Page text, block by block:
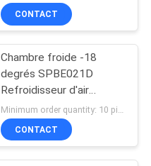
froide
CONTACT
Chambre froide -18
degrés SPBE021D
Refroidisseur d'air
électrique 2 chevaux
Machine de
refroidissement d'air
CONTACT